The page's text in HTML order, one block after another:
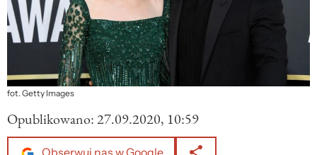
fot. Getty Images
Opublikowano:27.09.2020, 10:59